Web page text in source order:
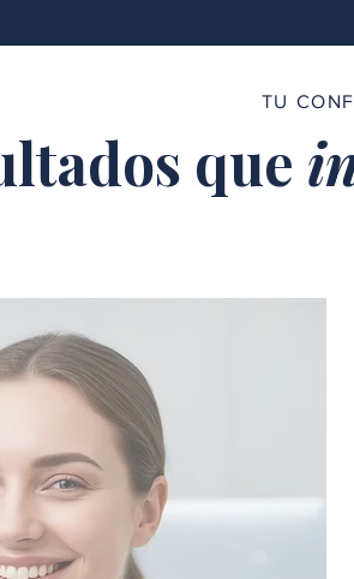
TU
que